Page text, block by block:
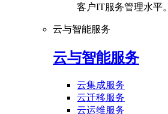
客户IT服务管理水平。
云与智能服务
云与智能服务
云集成服务
云迁移服务
云运维服务